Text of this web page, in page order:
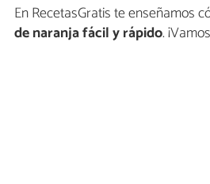
En RecetasGratis te enseñamos
de naranja fácil y rápido.